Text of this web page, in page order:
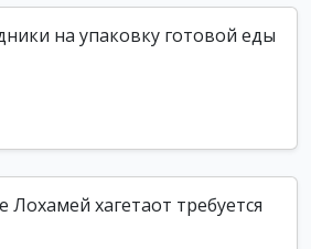
на упаковку готовой еды
Лохамей хагетаот требуется